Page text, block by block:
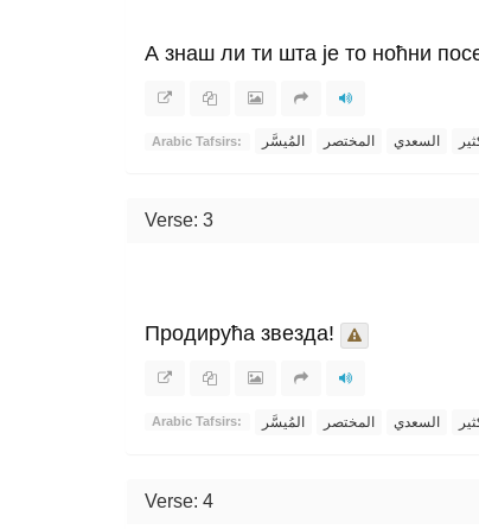
А знаш ли ти шта је то ноћни
Arabic Tafsirs: المُيسَّر المختصر السعدي
Verse: 3
Продирућа звезда!
Arabic Tafsirs: المُيسَّر المختصر السعدي
Verse: 4